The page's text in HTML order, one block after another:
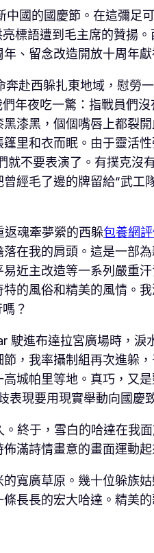
的國慶節。在這彌足
標語遭到毛主席的贊揚
、留念改造開放十周年
赴西躲扎東地域，慰勞
年夜吃一驚：指戰員們
漆黑，個個嘴唇上都裂
里和衣而眠。由于靈活
不要表演了。有撲克沒
毛了邊的牌留給“武工
魂牽夢縈的西躲包養網
在我的肩頭。這是一部
近主改造等一系列嚴重
的風俗和精美的風情。
？
進布達拉宮廣場時，淚
，我率攝制組再次進躲
城帕里等地。真巧，又
表現要用現實舉動向國慶
于，雪白的哈達在我面
佈滿詩情畫意的畫面運動
廣草原。幾十位躲族
長長的宏大哈達。精美